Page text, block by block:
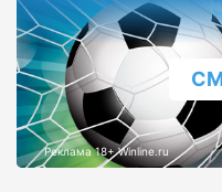
Реклама 18+ Winline.ru